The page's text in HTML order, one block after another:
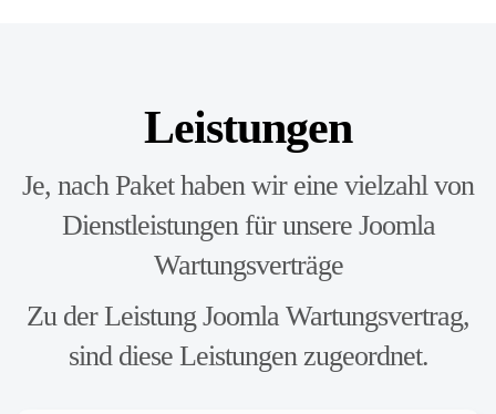
Leistungen
Je, nach Paket haben wir eine vielzahl von
Dienstleistungen für unsere Joomla
Wartungsverträge
Zu der Leistung Joomla Wartungsvertrag,
sind diese Leistungen zugeordnet.